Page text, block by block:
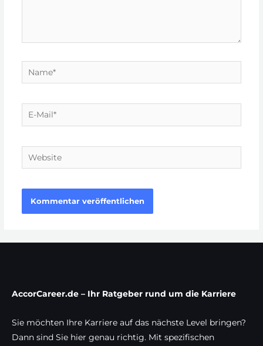
Name*
E-
Mail*
Website
AccorCareer.de – Ihr Ratgeber rund um die Karriere
Sie möchten Ihre Karriere auf das nächste Level bringen?
Dann sind Sie hier genau richtig. Mit spezifischen